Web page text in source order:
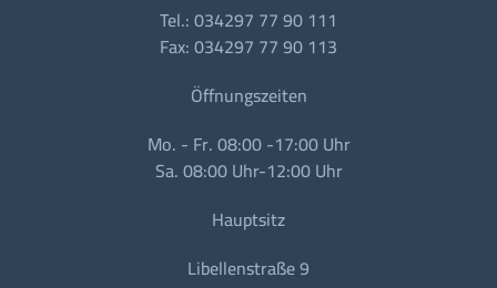
Tel.: 034297 77 90 111
Fax: 034297 77 90 113
Öffnungszeiten
Mo. - Fr. 08:00 -17:00 Uhr
Sa. 08:00 Uhr-12:00 Uhr
Hauptsitz
Libellenstraße 9